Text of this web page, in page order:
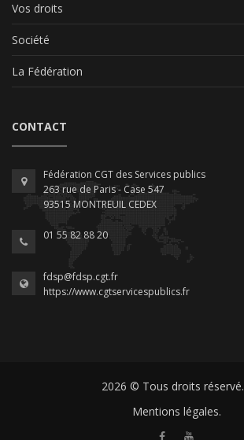
Vos droits
Société
La Fédération
CONTACT
Fédération CGT des Services publics
263 rue de Paris - Case 547
93515 MONTREUIL CEDEX
01 55 82 88 20
fdsp@fdsp.cgt.fr
https://www.cgtservicespublics.fr
2026 © Tous droits réservé.
Mentions légales.